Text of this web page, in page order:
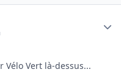
Vélo Vert là-dessus...